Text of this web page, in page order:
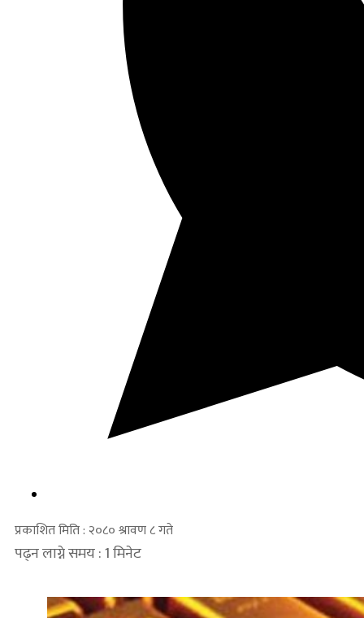
प्रकाशित मिति : २०८० श्रावण ८ गते
पढ्न लाग्ने समय : 1 मिनेट